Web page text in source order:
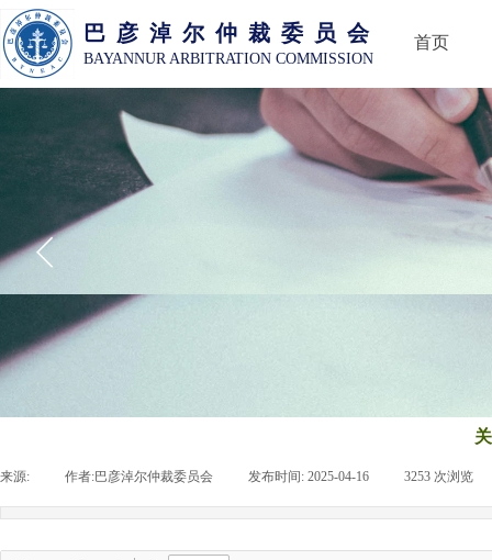
巴 彦 淖 尔 仲 裁 委 员 会
BAYANNUR ARBITRATION COMMISSION
首页
来源: 作者:巴彦淖尔仲裁委员会 发布时间: 2025-04-16 3253 次浏览